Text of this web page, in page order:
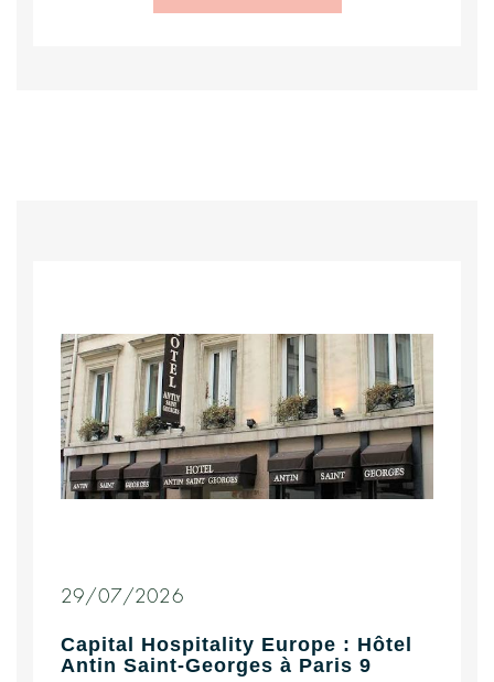
29/07/2026
Capital Hospitality Europe : Hôtel
Antin Saint-Georges à Paris 9